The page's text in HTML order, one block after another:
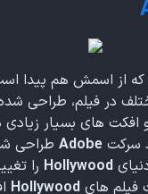
که از اسمش هم پیدا
در فیلم، طراحی
و افکت های بسیار زیادی
سرکت Adobe طراحی
Hollywood را
فیلم های Hollywood